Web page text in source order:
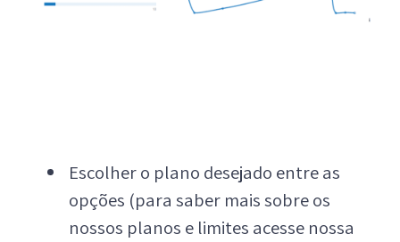
Escolher o plano desejado entre as
opções (para saber mais sobre os
nossos planos e limites acesse nossa